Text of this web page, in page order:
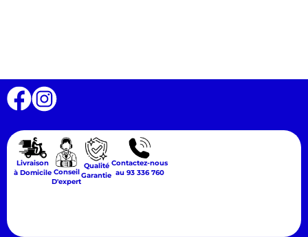
Livraison
à Domicile Conseil
D'expert
Qualité
Garantie
Contactez-nous
au 93 336 760